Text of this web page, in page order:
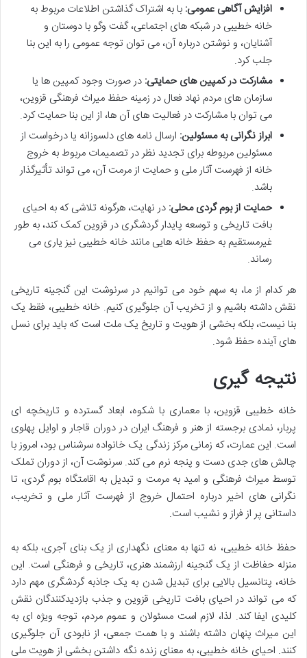
افزایش آگاهی عمومی: با به اشتراک گذاشتن اطلاعات مربوط به
خانه خطیبی در شبکه های اجتماعی، گفت وگو با دوستان و
آشنایان، و نوشتن درباره آن، می توان توجه عمومی را به این بنا
جلب کرد.
مشارکت در کمپین های حمایتی: در صورت وجود کمپین ها یا
سازمان های مردم نهاد فعال در زمینه حفظ میراث فرهنگی قزوین،
می توان با مشارکت در فعالیت های آن ها، از این بنا حمایت کرد.
ابراز نگرانی به مسئولین: ارسال نامه های دلسوزانه یا درخواست از
مسئولین مربوطه برای تجدید نظر در تصمیمات مربوط به خروج
خانه از فهرست آثار ملی و حمایت از مرمت آن، می تواند تأثیرگذار
باشد.
حمایت از بوم گردی محلی: در نهایت، هرگونه تلاشی که به احیای
بافت تاریخی و توسعه پایدار گردشگری در قزوین کمک کند، به طور
غیرمستقیم به حفظ خانه هایی مانند خانه خطیبی نیز یاری می
رساند.
هر کدام از ما، به سهم خود می توانیم در سرنوشت این گنجینه تاریخی
نقش داشته باشیم و از تخریب آن جلوگیری کنیم. خانه خطیبی، فقط یک
بنا نیست، بلکه بخشی از هویت و تاریخ یک ملت است که باید برای نسل
های آینده حفظ شود.
نتیجه گیری
خانه خطیبی قزوین، با معماری با شکوه، ابعاد گسترده و تاریخچه ای
پربار، نمادی برجسته از هنر و فرهنگ ایران در دوران قاجار و اوایل پهلوی
است. این عمارت، که زمانی مرکز زندگی یک خانواده سرشناس بود، امروز با
چالش های جدی دست و پنجه نرم می کند. سرنوشت آن، از دوران تملک
توسط میراث فرهنگی و امید به مرمت و تبدیل به اقامتگاه بوم گردی، تا
نگرانی های اخیر درباره احتمال خروج از فهرست آثار ملی و تخریب،
داستانی پر از فراز و نشیب است.
حفظ خانه خطیبی، نه تنها به معنای نگهداری از یک بنای آجری، بلکه به
منزله حفاظت از یک گنجینه ارزشمند هنری، تاریخی و فرهنگی است. این
خانه، پتانسیل بالایی برای تبدیل شدن به یک جاذبه گردشگری مهم دارد
که می تواند در احیای بافت تاریخی قزوین و جذب بازدیدکنندگان نقش
کلیدی ایفا کند. لذا، لازم است مسئولان و عموم مردم، توجه ویژه ای به
این میراث پنهان داشته باشند و با همت جمعی، از نابودی آن جلوگیری
کنند. احیای خانه خطیبی، به معنای زنده نگه داشتن بخشی از هویت ملی